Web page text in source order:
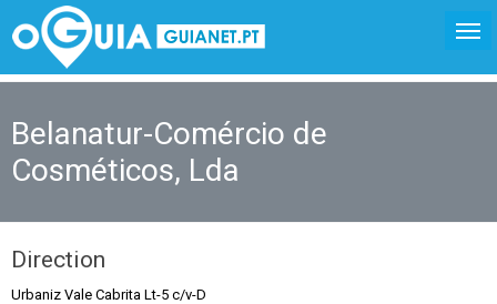
Belanatur-Comércio de
Cosméticos, Lda
Direction
Urbaniz Vale Cabrita Lt-5 c/v-D